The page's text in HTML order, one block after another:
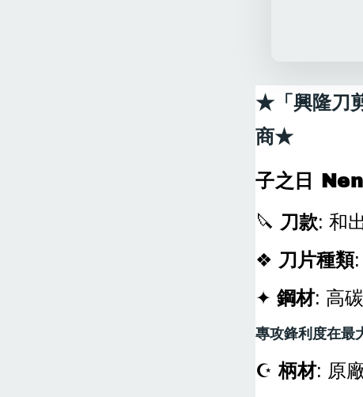
★「興隆刀
商★
子之日
🔪 刀款: 和
❖ 刀片種類
✦鋼材: 高
專攻鋒利度在最
☪柄材: 原